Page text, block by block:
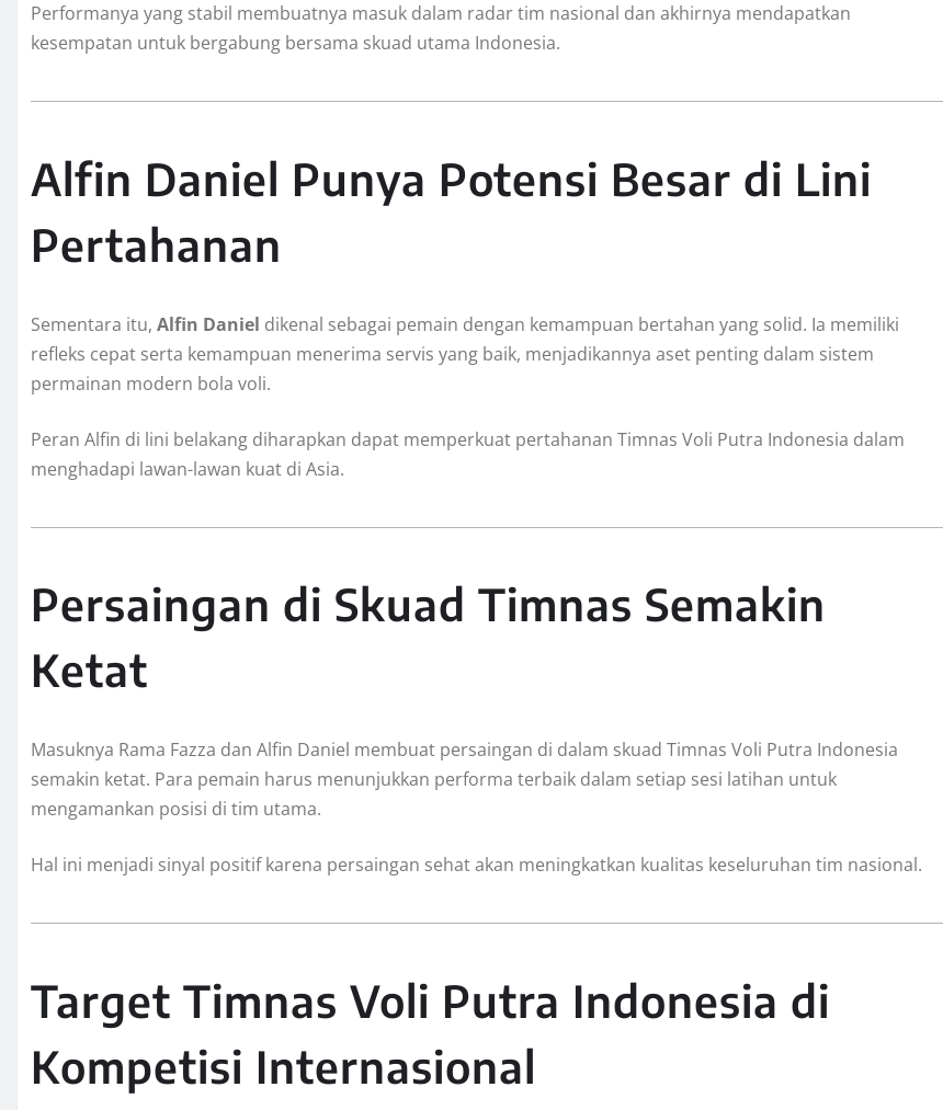
Performanya yang stabil membuatnya masuk dalam radar tim nasional dan akhirnya mendapatkan
kesempatan untuk bergabung bersama skuad utama Indonesia.
Alfin Daniel Punya Potensi Besar di Lini
Pertahanan
Sementara itu, Alfin Daniel dikenal sebagai pemain dengan kemampuan bertahan yang solid. Ia memiliki
refleks cepat serta kemampuan menerima servis yang baik, menjadikannya aset penting dalam sistem
permainan modern bola voli.
Peran Alfin di lini belakang diharapkan dapat memperkuat pertahanan Timnas Voli Putra Indonesia dalam
menghadapi lawan-lawan kuat di Asia.
Persaingan di Skuad Timnas Semakin
Ketat
Masuknya Rama Fazza dan Alfin Daniel membuat persaingan di dalam skuad Timnas Voli Putra Indonesia
semakin ketat. Para pemain harus menunjukkan performa terbaik dalam setiap sesi latihan untuk
mengamankan posisi di tim utama.
Hal ini menjadi sinyal positif karena persaingan sehat akan meningkatkan kualitas keseluruhan tim nasional.
Target Timnas Voli Putra Indonesia di
Kompetisi Internasional